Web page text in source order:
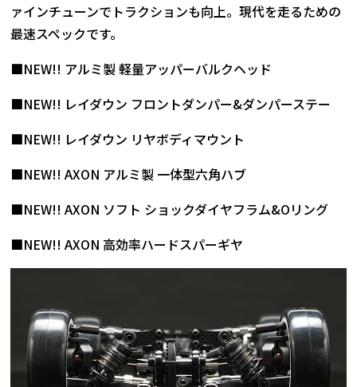
ァインチューンでトラクションも向上。現代を走るための
最速スペックです。
■NEW!! アルミ製 軽量アッパーバルクヘッド
■NEW!! レイダウン フロントダンパー&ダンパーステー
■NEW!! レイダウン リヤボディマウント
■NEW!! AXON アルミ製 一体型六角ハブ
■NEW!! AXON ソフト ショックダイヤフラム&Oリング
■NEW!! AXON 高効率ハードスパーギヤ